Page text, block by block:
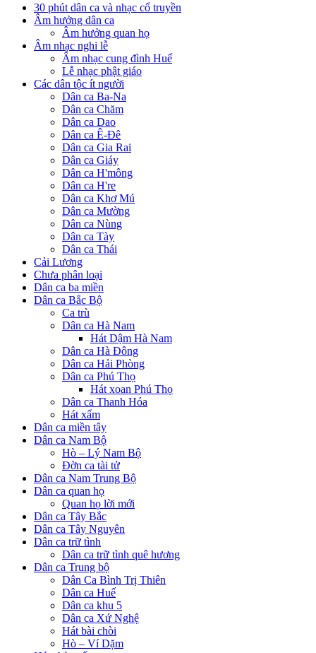
30 phút dân ca và nhạc cổ truyền
Âm hưởng dân ca
Âm hưởng quan họ
Âm nhạc nghi lễ
Âm nhạc cung đình Huế
Lễ nhạc phật giáo
Các dân tộc ít người
Dân ca Ba-Na
Dân ca Chăm
Dân ca Dao
Dân ca Ê-Đê
Dân ca Gia Rai
Dân ca Giáy
Dân ca H'mông
Dân ca H're
Dân ca Khơ Mú
Dân ca Mường
Dân ca Nùng
Dân ca Tày
Dân ca Thái
Cải Lương
Chưa phân loại
Dân ca ba miền
Dân ca Bắc Bộ
Ca trù
Dân ca Hà Nam
Hát Dậm Hà Nam
Dân ca Hà Đông
Dân ca Hải Phòng
Dân ca Phú Thọ
Hát xoan Phú Thọ
Dân ca Thanh Hóa
Hát xẩm
Dân ca miền tây
Dân ca Nam Bộ
Hò – Lý Nam Bộ
Đờn ca tài tử
Dân ca Nam Trung Bộ
Dân ca quan họ
Quan họ lời mới
Dân ca Tây Bắc
Dân ca Tây Nguyên
Dân ca trữ tình
Dân ca trữ tình quê hương
Dân ca Trung bộ
Dân Ca Bình Trị Thiên
Dân ca Huế
Dân ca khu 5
Dân ca Xứ Nghệ
Hát bài chòi
Hò – Ví Dặm